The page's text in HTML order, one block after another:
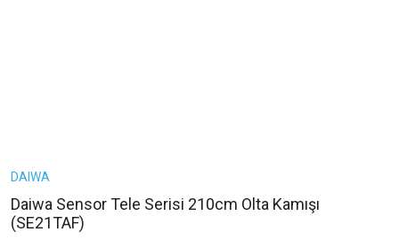
DAIWA
Daiwa Sensor Tele Serisi 210cm Olta Kamışı
(SE21TAF)